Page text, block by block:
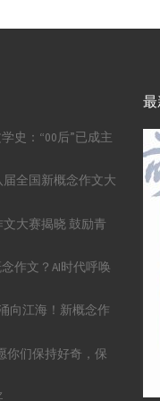
史：“00后”已成主
全国新概念作文大
文大赛揭晓 鼓励青
作文？AI时代呼唤
向江海！新概念作
你们保持好奇，保